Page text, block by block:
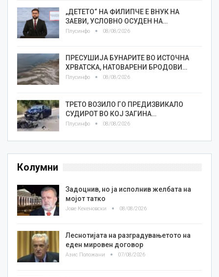
„ДЕТЕТО“ НА ФИЛИПЧЕ Е ВНУК НА
ЗАЕВИ, УСЛОВНО ОСУДЕН НА…
Плусинфо 08/08/2026
ПРЕСУШИЈА БУНАРИТЕ ВО ИСТОЧНА
ХРВАТСКА, НАТОВАРЕНИ БРОДОВИ…
Плусинфо 08/08/2026
ТРЕТО ВОЗИЛО ГО ПРЕДИЗВИКАЛО
СУДИРОТ ВО КОЈ ЗАГИНА…
Плусинфо 08/08/2026
Колумни
Задоцнив, но ја исполнив желбата на
мојот татко
Јове Кекеновски 08/08/2026
Леснотијата на разградувањетото на
еден мировен договор
Азис Положани 07/08/2026